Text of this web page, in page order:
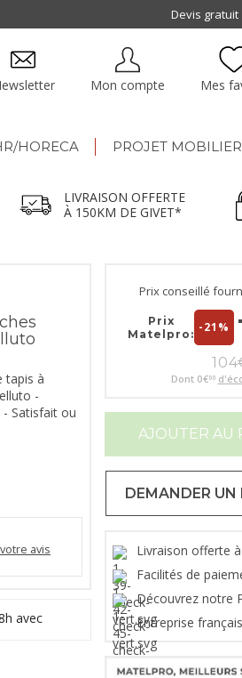
Mes
Mon compte
HORECA PROJET MOBILIER
LIVRAISON OFFERTE
À 150KM DE GIVET*
tapis à
-
Satisfait ou
avis
avec
Prix conseillé
Prix
Matelpro: -21%
104
Dont 0€00
AJOUTER AU
DEMANDER
Livraison offerte
Facilités de
Découvrez notre
Entreprise
Paiement jusqu'à48x
Devis gratuit